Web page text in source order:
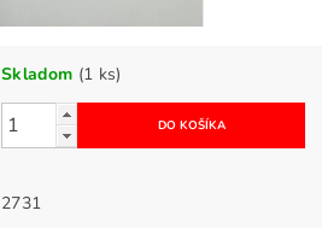
Skladom (1 ks)
2731